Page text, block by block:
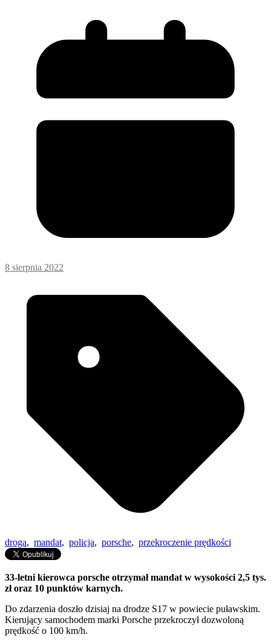
8 sierpnia 2022
droga, mandat, policja, porsche, przekroczenie prędkości
33-letni kierowca porsche otrzymał mandat w wysokości 2,5 tys.
zł oraz 10 punktów karnych.
Do zdarzenia doszło dzisiaj na drodze S17 w powiecie puławskim.
Kierujący samochodem marki Porsche przekroczył dozwoloną
prędkość o 100 km/h.